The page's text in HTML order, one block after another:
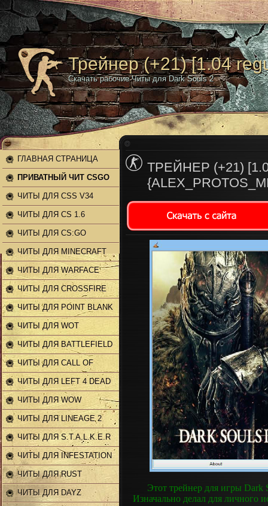
Трейнер (+21) [1.04
Скачать рабочие Читы для Dark Souls 2
ГЛАВНАЯ СТРАНИЦА
ПРИВАТНЫЙ ЧИТ CSGO
ЧИТЫ ДЛЯ CSS V34
ЧИТЫ ДЛЯ CS 1.6
ЧИТЫ ДЛЯ CS:GO
ЧИТЫ ДЛЯ MINECRAFT
ЧИТЫ ДЛЯ WARFACE
ЧИТЫ ДЛЯ CROSSFIRE
ЧИТЫ ДЛЯ POINT BLANK
ЧИТЫ ДЛЯ WOT
ЧИТЫ ДЛЯ BATTLEFIELD
ЧИТЫ ДЛЯ CALL OF
DUTY
ЧИТЫ ДЛЯ LEFT 4 DEAD
2
ЧИТЫ ДЛЯ WOW
ЧИТЫ ДЛЯ LINEAGE 2
ЧИТЫ ДЛЯ S.T.A.L.K.E.R
ЧИТЫ ДЛЯ INFESTATION
ЧИТЫ ДЛЯ RUST
ЧИТЫ ДЛЯ DAYZ
ТРЕЙНЕР (+21)
Этот трейнер для игры Dark
Изначально делал для личного